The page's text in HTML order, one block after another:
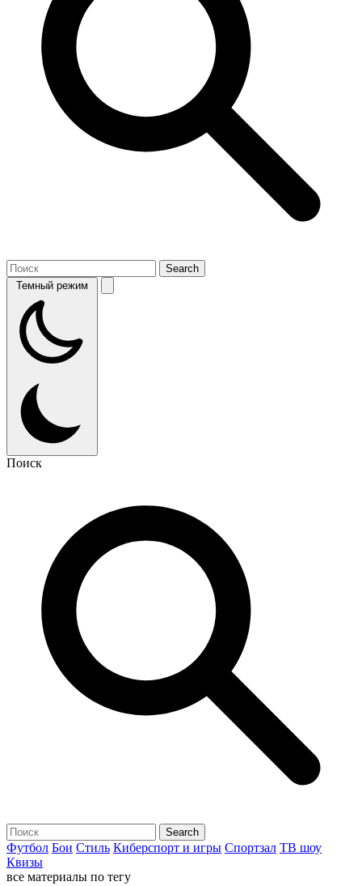
Темный режим
Поиск
Футбол Бои Стиль Киберспорт и игры Спортзал ТВ шоу
Квизы
все материалы по тегу